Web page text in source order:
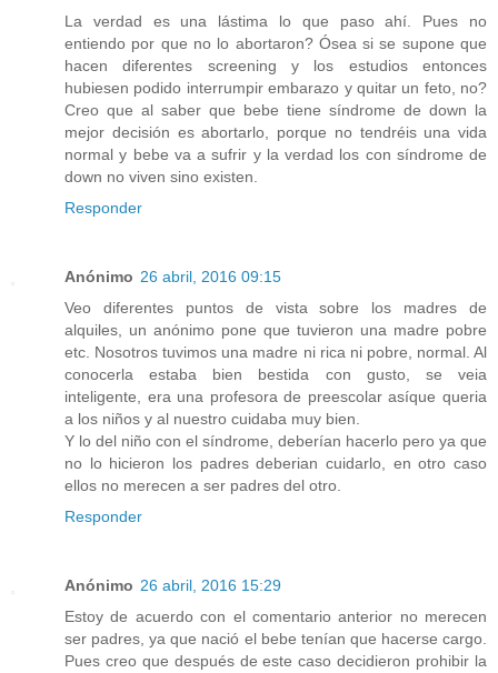
La verdad es una lástima lo que paso ahí. Pues no
entiendo por que no lo abortaron? Ósea si se supone que
hacen diferentes screening y los estudios entonces
hubiesen podido interrumpir embarazo y quitar un feto, no?
Creo que al saber que bebe tiene síndrome de down la
mejor decisión es abortarlo, porque no tendréis una vida
normal y bebe va a sufrir y la verdad los con síndrome de
down no viven sino existen.
Responder
Anónimo 26 abril, 2016 09:15
Veo diferentes puntos de vista sobre los madres de
alquiles, un anónimo pone que tuvieron una madre pobre
etc. Nosotros tuvimos una madre ni rica ni pobre, normal. Al
conocerla estaba bien bestida con gusto, se veia
inteligente, era una profesora de preescolar asíque queria
a los niños y al nuestro cuidaba muy bien.
Y lo del niño con el síndrome, deberían hacerlo pero ya que
no lo hicieron los padres deberian cuidarlo, en otro caso
ellos no merecen a ser padres del otro.
Responder
Anónimo 26 abril, 2016 15:29
Estoy de acuerdo con el comentario anterior no merecen
ser padres, ya que nació el bebe tenían que hacerse cargo.
Pues creo que después de este caso decidieron prohibir la